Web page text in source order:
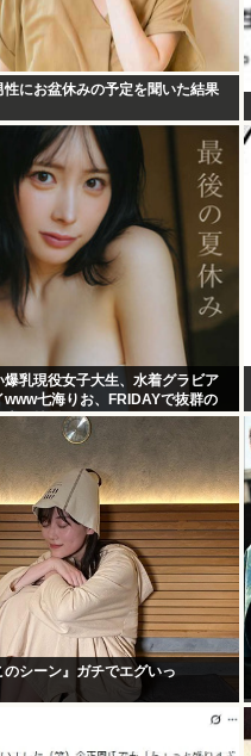
にお盆休みの予定を聞いた結果
乳現役女子大生、水着グラビア
www七海りお、FRIDAYで抜群の
大胆披露！！！
シーン』ガチでエグいっ